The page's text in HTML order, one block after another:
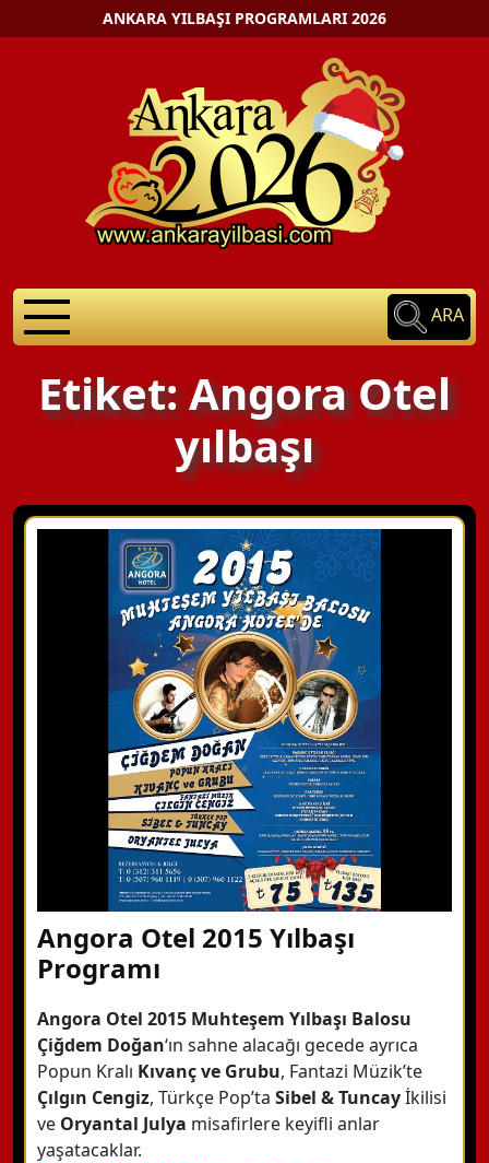
ANKARA YILBAŞI PROGRAMLARI 2026
ARA
Etiket: Angora Otel
yılbaşı
Angora Otel 2015 Yılbaşı
Programı
Angora Otel 2015 Muhteşem Yılbaşı Balosu
Çiğdem Doğan‘ın sahne alacağı gecede ayrıca
Popun Kralı Kıvanç ve Grubu, Fantazi Müzik’te
Çılgın Cengiz, Türkçe Pop’ta Sibel & Tuncayİkilisi
ve Oryantal Julya misafirlere keyifli anlar
yaşatacaklar.